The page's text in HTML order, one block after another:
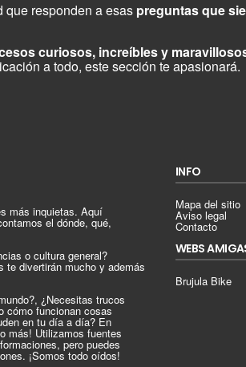
que responden a esas preguntas que
curiosos, increíbles y
a todo, este sección te apasionará.
más inquietas. Aquí
el dónde, qué,
o cultura general?
te divertirán mucho y además
¿Necesitas trucos
cómo funcionan cosas
en tu día a día? En
más! Utilizamos fuentes
pero puedes
¡Somos todo oídos!
INFO
Mapa del sitio
Aviso legal
Contacto
WEBS
Brujula Bike